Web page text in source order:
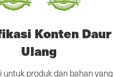
Konten Daur
Ulang
untuk produk dan bahan yang